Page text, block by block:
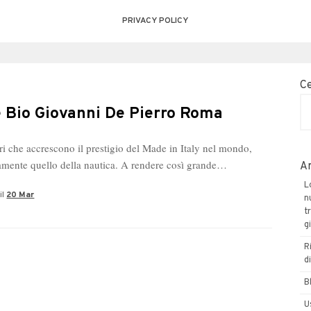
PRIVACY POLICY
Bio Giovanni De Pierro Roma
che accrescono il prestigio del Made in Italy nel mondo,
quello della nautica. A rendere così grande…
20 Mar